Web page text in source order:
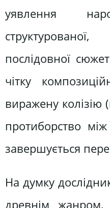
уявлення
послідовної
чітку
виражену колізію
протиборство
завершується
На думку
древнім